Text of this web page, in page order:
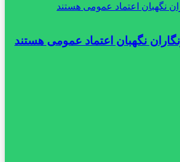
نگهبان اعتماد عمومی هستند
نگهبان اعتماد عمومی هستند